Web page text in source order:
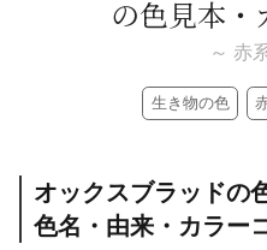
の色見本・
～ 赤
生き物の色
オックスブラッドの
色名・由来・カラー